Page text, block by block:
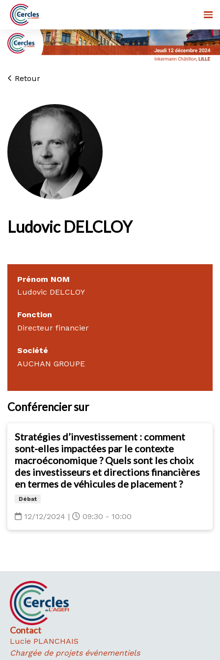
Retour
Ludovic DELCLOY
Prénom NOM
Ludovic DELCLOY
Fonction
Directeur financier
Société
AUCHAN GROUPE
Conférencier sur
Stratégies d’investissement : comment
sont-elles impactées par le contexte
macroéconomique ? Quels sont les choix
des investisseurs et directions financières
en termes de véhicules de placement ?
Débat
12/12/2024 | 09:30 - 10:00
Contact
Lucie PLANCHAIS
Chargée de projets événementiels